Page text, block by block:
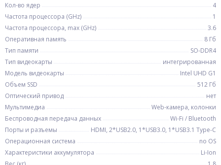
Кол-во ядер
4
Частота процессора (GHz)
1
Частота процессора, max (GHz)
3.6
Оперативная память
8 Гб
Тип памяти
SO-DDR4
Тип видеокарты
интегрированная
Модель видеокарты
Intel UHD G1
Объем SSD
512 Гб
Оптический привод
нет
Мультимедиа
Web-камера, колонки
Беспроводная передача данных
Wi-Fi / Bluetooth
Порты и разъемы
HDMI, 2*USB2.0, 1*USB3.0, 1*USB3.1 Type-C
Операционная система
no OS
Характеристики аккумулятора
Li-Ion